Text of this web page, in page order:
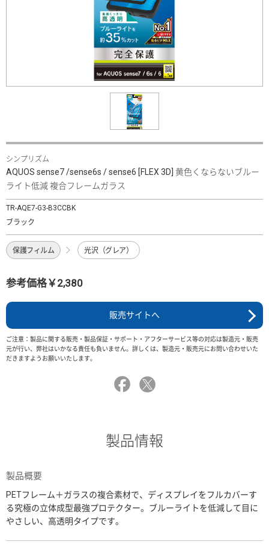
シンプリズム
AQUOS sense7 /sense6s / sense6 [FLEX 3D] 黄色くならないブルー
ライト低減 複合フレームガラス
TR-AQE7-G3-B3CCBK
ブラック
保護フィルム 光沢（グレア）
参考価格￥2,380
販売サイトへ
ご注意：製品に関する販売・製品保証・サポート・アフターサービス等の対応は製造元・販売
元が行い、弊社はいかなる責任も負いません。詳しくは、製造元・販売元にお問い合わせいた
だきますようお願いいたします。
製品情報
製品概要
PETフレーム＋ガラスの複合素材で、ディスプレイをフルカバーす
る究極の立体成型最強プロテクター。ブルーライトを低減して目に
やさしい、高透明タイプです。